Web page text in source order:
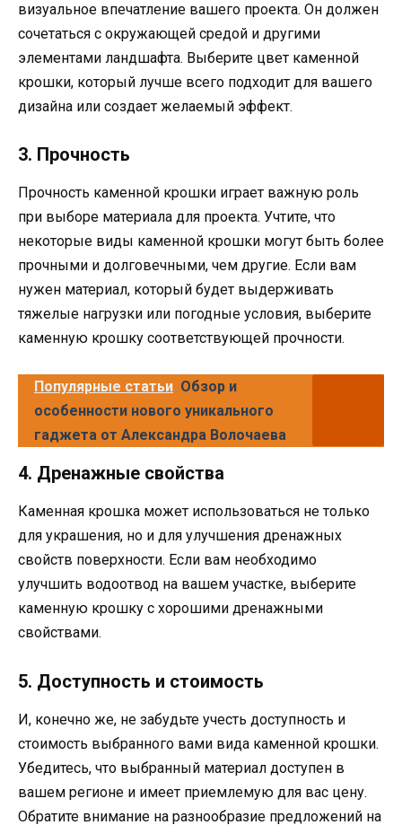
визуальное впечатление вашего проекта. Он должен
сочетаться с окружающей средой и другими
элементами ландшафта. Выберите цвет каменной
крошки, который лучше всего подходит для вашего
дизайна или создает желаемый эффект.
3. Прочность
Прочность каменной крошки играет важную роль
при выборе материала для проекта. Учтите, что
некоторые виды каменной крошки могут быть более
прочными и долговечными, чем другие. Если вам
нужен материал, который будет выдерживать
тяжелые нагрузки или погодные условия, выберите
каменную крошку соответствующей прочности.
Популярные статьи Обзор и
особенности нового уникального
гаджета от Александра Волочаева
4. Дренажные свойства
Каменная крошка может использоваться не только
для украшения, но и для улучшения дренажных
свойств поверхности. Если вам необходимо
улучшить водоотвод на вашем участке, выберите
каменную крошку с хорошими дренажными
свойствами.
5. Доступность и стоимость
И, конечно же, не забудьте учесть доступность и
стоимость выбранного вами вида каменной крошки.
Убедитесь, что выбранный материал доступен в
вашем регионе и имеет приемлемую для вас цену.
Обратите внимание на разнообразие предложений на